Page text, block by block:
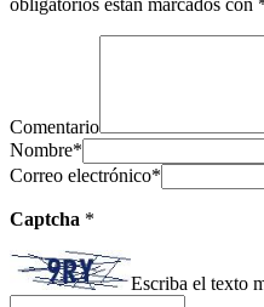
Comentario
Nombre*
Correo electrónico*
Captcha *
Escriba el texto